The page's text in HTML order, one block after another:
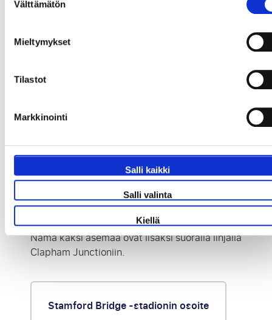
valinta
Välttämätön
Mieltymykset
Tilastot
Markkinointi
Salli kaikki
Salli valinta
Kiellä
Lontoossa on kaksi metrolinjaa, jotka vievät
Vihreä linja (District Line) keskustasta
District Line -linjalta voit jäädä pois pysäkillä
keskustasta. Voit jäädä pois seuraavilla
West Brompton Station – vain alle 20
minuutin kävelymatka Brompton
Cemeteryn kautta
Imperial Wharf Station – vain alle 15
minuutin kävelymatka
Nämä kaksi asemaa ovat lisäksi suoralla linjalla
Clapham Junctioniin.
Stamford Bridge -stadionin osoite